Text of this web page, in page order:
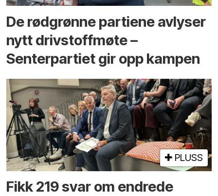
De rødgrønne partiene avlyser
nytt drivstoffmøte –
Senterpartiet gir opp kampen
PLUSS
Fikk 219 svar om endrede